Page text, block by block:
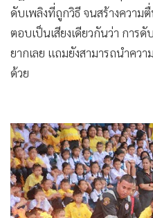
• News1
Gotomanager
ดับเพลิงที่ถูกวิธี จนสร้างความ
ตอบเป็นเสียงเดียวกันว่า การดั
ยากเลย แถมยังสามารถนำคว
ด้วย